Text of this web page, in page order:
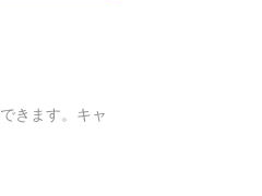
きます。キャ